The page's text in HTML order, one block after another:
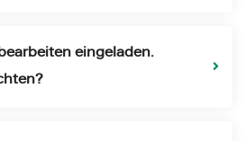
eingeladen.